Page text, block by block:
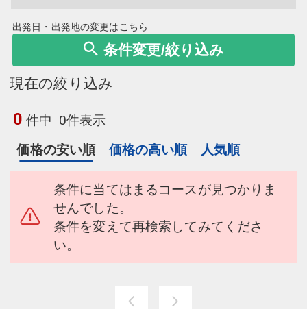
出発日・出発地の変更はこちら
条件変更/絞り込み
現在の絞り込み
0 件中 0件表示
価格の安い順
価格の高い順 人気順
条件に当てはまるコースが見つかりま
せんでした。
条件を変えて再検索してみてくださ
い。